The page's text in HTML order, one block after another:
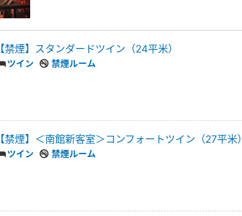
【禁煙】スタンダードツイン（24平米）
ツイン 禁煙ルーム
【禁煙】＜南館新客室＞コンフォートツイン（27平米）
ツイン 禁煙ルーム